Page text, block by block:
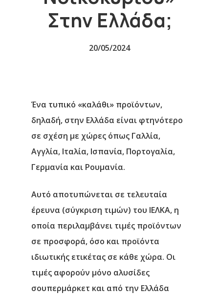
Στην Ελλάδα;
20/05/2024
Ένα τυπικό «καλάθι» προϊόντων,
δηλαδή, στην Ελλάδα είναι φτηνότερο
σε σχέση με χώρες όπως Γαλλία,
Αγγλία, Ιταλία, Ισπανία, Πορτογαλία,
Γερμανία και Ρουμανία.
Αυτό αποτυπώνεται σε τελευταία
έρευνα (σύγκριση τιμών) του ΙΕΛΚΑ, η
οποία περιλαμβάνει τιμές προϊόντων
σε προσφορά, όσο και προϊόντα
ιδιωτικής ετικέτας σε κάθε χώρα. Οι
τιμές αφορούν μόνο αλυσίδες
σουπερμάρκετ και από την Ελλάδα